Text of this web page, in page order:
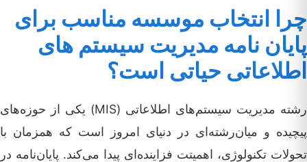
چرا انتخاب موسسه مناسب برای
پایان نامه مدیریت سیستم های
اطلاعاتی حیاتی است؟
رشته مدیریت سیستم‌های اطلاعاتی (MIS) یکی از حوزه‌های
پیچیده و میان‌رشته‌ای در دنیای امروز است که همزمان با
تحولات تکنولوژی، اهمیتت فزاینده‌ای پیدا می‌کند. پایان‌نامه در